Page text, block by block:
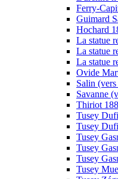
Ferry-
Guimard
Hochard
La statue
La statue
La statue
Ovide
Salin
Savanne
Thiriot
Tusey
Tusey
Tusey
Tusey
Tusey
Tusey